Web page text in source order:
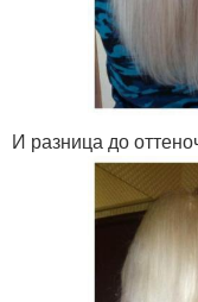
И разница до